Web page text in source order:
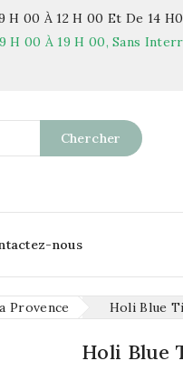
H 00 À 12 H 00 Et De 14
H 00 À 19 H 00, Sans
Chercher
nous
Provence Holi Blue
Holi Blue